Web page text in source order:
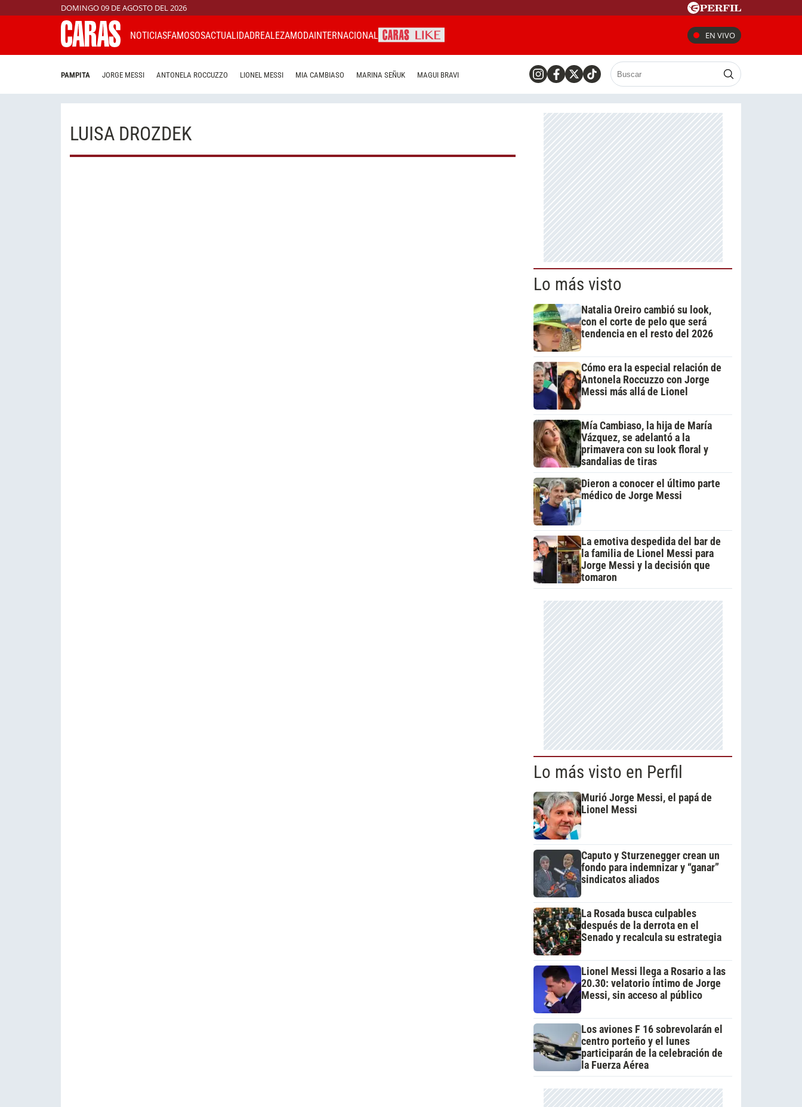
DOMINGO 09 DE AGOSTO DEL 2026
NOTICIASFAMOSOSACTUALIDADREALEZAMODAINTERNACIONAL EN VIVO
PAMPITA JORGE MESSI ANTONELA ROCCUZZO LIONEL MESSI MIA CAMBIASO MARINA SEÑUK MAGUI BRAVI
LUISA DROZDEK
Lo más visto
Natalia Oreiro cambió su look,
con el corte de pelo que será
tendencia en el resto del 2026
Cómo era la especial relación de
Antonela Roccuzzo con Jorge
Messi más allá de Lionel
Mía Cambiaso, la hija de María
Vázquez, se adelantó a la
primavera con su look floral y
sandalias de tiras
Dieron a conocer el último parte
médico de Jorge Messi
La emotiva despedida del bar de
la familia de Lionel Messi para
Jorge Messi y la decisión que
tomaron
Lo más visto en Perfil
Murió Jorge Messi, el papá de
Lionel Messi
Caputo y Sturzenegger crean un
fondo para indemnizar y “ganar”
sindicatos aliados
La Rosada busca culpables
después de la derrota en el
Senado y recalcula su estrategia
Lionel Messi llega a Rosario a las
20.30: velatorio íntimo de Jorge
Messi, sin acceso al público
Los aviones F 16 sobrevolarán el
centro porteño y el lunes
participarán de la celebración de
la Fuerza Aérea